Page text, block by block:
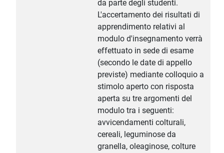
da parte degli studenti.
L'accertamento dei risultati di
apprendimento relativi al
modulo d'insegnamento verrà
effettuato in sede di esame
(secondo le date di appello
previste) mediante colloquio a
stimolo aperto con risposta
aperta su tre argomenti del
modulo tra i seguenti:
avvicendamenti colturali,
cereali, leguminose da
granella, oleaginose, colture